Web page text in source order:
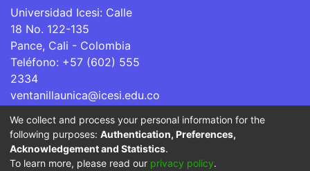
Universidad Icesi: Calle
18 No. 122-135
Pance, Cali - Colombia
Teléfono: +57 (602) 555
2334
ventanillaunica@icesi.edu.co
La Universidad Icesi es una Institución de Educación
Superior que se encuentra sujeta a inspección y vigilancia
por parte del Ministerio de Educación Nacional.
We collect and process your personal information for the
following purposes: Authentication, Preferences,
Acknowledgement and Statistics.
To learn more, please read our privacy policy.